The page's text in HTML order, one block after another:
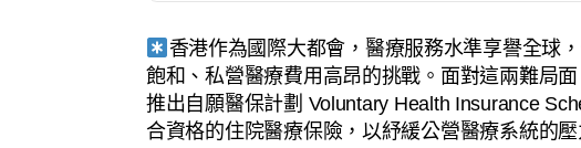
香港作為國際大都會，醫療服務水準享譽全球
飽和、私營醫療費用高昂的挑戰。面對這兩難局
推出自願醫保計劃 Voluntary Health Insurance
合資格的住院醫療保險，以紓緩公營醫療系統的